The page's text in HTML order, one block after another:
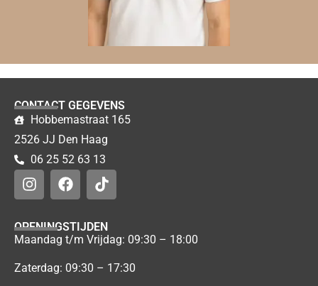
CONTACT GEGEVENS
Hobbemastraat 165
2526 JJ Den Haag
06 25 52 63 13
OPENINGSTIJDEN
Maandag t/m Vrijdag: 09:30 – 18:00
Zaterdag: 09:30 – 17:30